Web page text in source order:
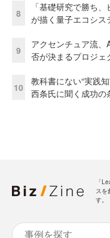
8
「基礎研究で勝ち
が描く量子エコシス
9
アクセンチュア流
否が決まるプロジェ
10
教科書にない“実践
西条氏に聞く成功の
「
スを
す。